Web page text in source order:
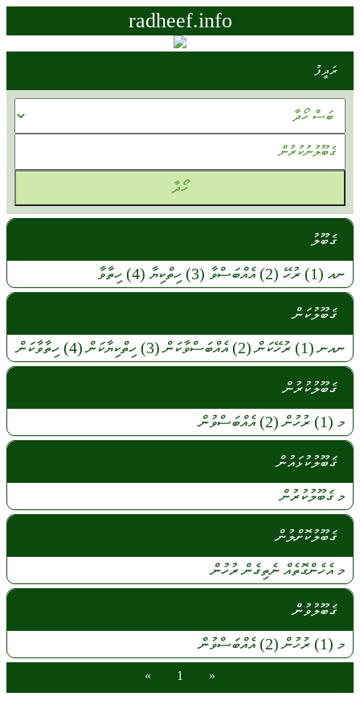
radheef.info
ރަދީފު
ޤަބޫލު
ނއ (1) ރުހޭ (2) އެއްބަސްވާ (3) ހިތްކިޔާ (4) ހިތާވާ
ޤަބޫލުކަން
ނއނ(1) ރުހޭކަން(2) އެއްބަސްވާކަން(3) ހިތްކިޔާކަން(4) ހިތާވާކަން
ޤަބޫލުކުރުން
މ (1) ރުހުން(2) އެއްބަސްވުން
ޤަބޫލުކުޅައުން
މޤަބޫލުކުރުން
ޤަބޫލުކޮށްލުން
މއެހެންގޮތެއް ނެތިގެންރުހުން
ޤަބޫލުވުން
މ (1) ރުހުން(2) އެއްބަސްވުން
«
1
»